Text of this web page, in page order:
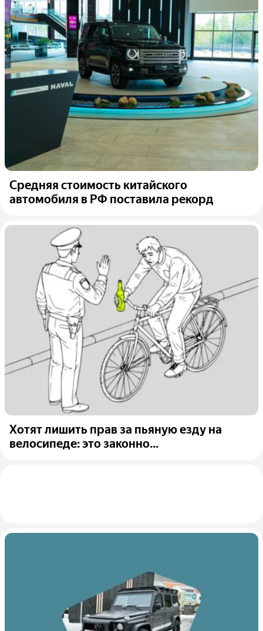
Средняя стоимость китайского
автомобиля в РФ поставила рекорд
Хотят лишить прав за пьяную езду на
велосипеде: это законно...